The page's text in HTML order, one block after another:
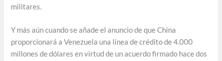
militares.
Y más aún cuando se añade el anuncio de que China
proporcionará a Venezuela una línea de crédito de 4.000
millones de dólares en virtud de un acuerdo firmado hace dos